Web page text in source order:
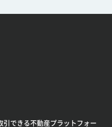
引できる不動産プラットフォー